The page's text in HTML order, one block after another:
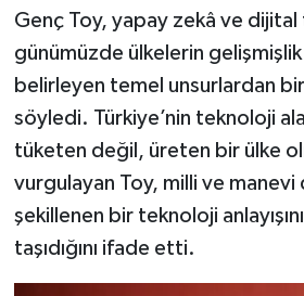
Genç Toy, yapay zekâ ve
günümüzde ülkelerin
belirleyen temel unsurlardan
söyledi. Türkiye’nin teknoloji
tüketen değil, üreten bir ülke
vurgulayan Toy, milli ve
şekillenen bir teknoloji
taşıdığını ifade etti.